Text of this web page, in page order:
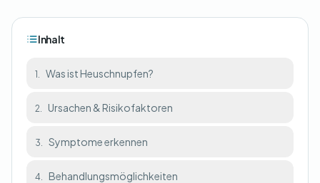
Inhalt
1. Was ist Heuschnupfen?
2. Ursachen & Risikofaktoren
3. Symptome erkennen
4. Behandlungsmöglichkeiten